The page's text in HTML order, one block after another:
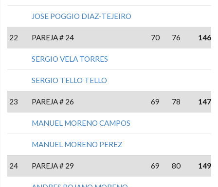
JOSE POGGIO DIAZ-TEJEIRO
22 PAREJA # 24 70 76 146
SERGIO VELA TORRES
SERGIO TELLO TELLO
23 PAREJA # 26 69 78 147
MANUEL MORENO CAMPOS
MANUEL MORENO PEREZ
24 PAREJA # 29 69 80 149